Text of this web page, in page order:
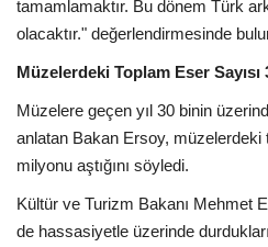
tamamlamaktır. Bu dönem Türk
olacaktır." değerlendirmesinde
Müzelerdeki Toplam Eser Sayısı
Müzelere geçen yıl 30 binin
anlatan Bakan Ersoy, müzelerdeki
milyonu aştığını söyledi.
Kültür ve Turizm Bakanı Mehmet
de hassasiyetle üzerinde